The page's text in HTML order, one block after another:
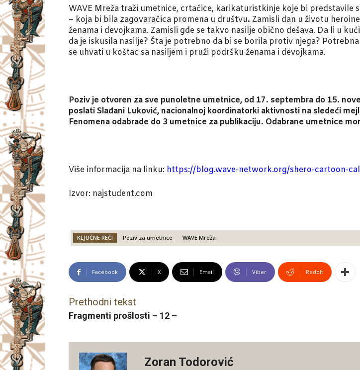
WAVE Mreža traži umetnice, crtačice, karikaturistkinje koje bi
– koja bi bila zagovaračica promena u društvu. Zamisli dan u životu
ženama i devojkama. Zamisli gde se takvo nasilje obično dešava. Da li u
da je iskusila nasilje? Šta je potrebno da bi se borila protiv njega?
se uhvati u koštac sa nasiljem i pruži podršku ženama i devojkama.
Poziv je otvoren za sve punoletne umetnice, od 17. septembra do 15.
poslati Slađani Luković, nacionalnoj koordinatorki aktivnosti na sledeći
Fenomena odabrade do 3 umetnice za publikaciju. Odabrane umetnice
Više informacija na linku: https://blog.wave-network.org/shero-cartoon-
Izvor: najstudent.com
KLJUČNE REČI Poziv za umetnice WAVE Mreža
Facebook X Email Viber ReddIt
Prethodni tekst
Fragmenti prošlosti – 12 –
Zoran Todorović